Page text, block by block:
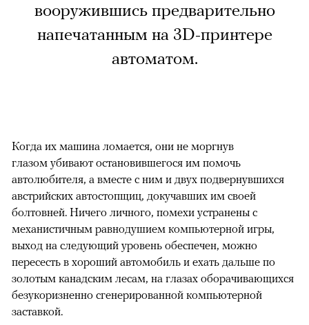
вооружившись предварительно
напечатанным на 3D-принтере
автоматом.
Когда их машина ломается, они не моргнув
глазом убивают остановившегося им помочь
автолюбителя, а вместе с ним и двух подвернувшихся
австрийских автостопщиц, докучавших им своей
болтовней. Ничего личного, помехи устранены с
механистичным равнодушием компьютерной игры,
выход на следующий уровень обеспечен, можно
пересесть в хороший автомобиль и ехать дальше по
золотым канадским лесам, на глазах оборачивающихся
безукоризненно сгенерированной компьютерной
заставкой.